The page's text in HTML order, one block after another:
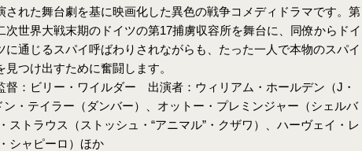
された舞台劇を基に映画化した異色の戦争コメディドラマです。第
次世界大戦末期のドイツの第17捕虜収容所を舞台に、同僚からドイ
に通じるスパイ呼ばわりされながらも、たった一人で本物のスパイ
見つけ出すために奮闘します。
督：ビリー・ワイルダー 出演者：ウィリアム・ホールデン（J・
・テイラー（ダンバー）、オットー・プレミンジャー（シェルバ
ストラウス（ストッシュ・“アニマル”・クザワ）、ハーヴェイ・レ
シャピーロ）ほか